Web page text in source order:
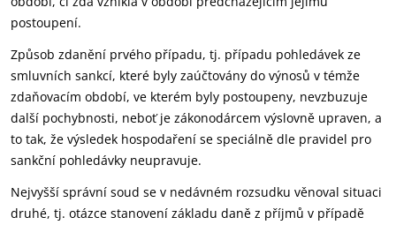
postoupení.
Způsob zdanění prvého případu, tj. případu pohledávek ze
smluvních sankcí, které byly zaúčtovány do výnosů v témže
zdaňovacím období, ve kterém byly postoupeny, nevzbuzuje
další pochybnosti, neboť je zákonodárcem výslovně upraven, a
to tak, že výsledek hospodaření se speciálně dle pravidel pro
sankční pohledávky neupravuje.
Nejvyšší správní soud se v nedávném rozsudku věnoval situaci
druhé, tj. otázce stanovení základu daně z příjmů v případě